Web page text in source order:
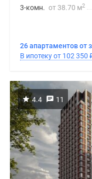
3-комн. от 38.70 м2
26 апартаментов от
В ипотеку от 102 350
4.4 11